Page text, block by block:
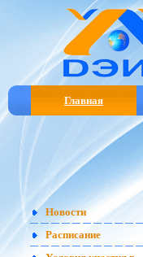
Главная
Новости
Расписание